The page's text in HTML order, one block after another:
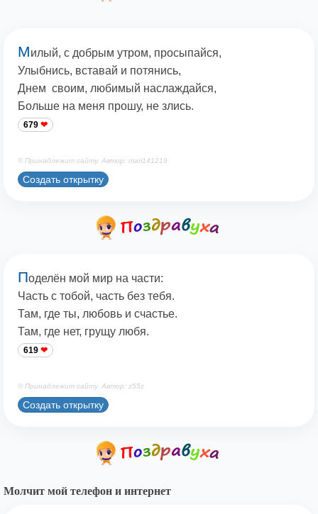
Милый, с добрым утром, просыпайся,
Улыбнись, вставай и потянись,
Днем своим, любимый наслаждайся,
Больше на меня прошу, не злись.
679
© Принадлежит сайту. Автор: mari141219
Создать открытку
Поделён мой мир на части:
Часть с тобой, часть без тебя.
Там, где ты, любовь и счастье.
Там, где нет, грущу любя.
619
© Принадлежит сайту. Автор: z55z
Создать открытку
Молчит мой телефон и интернет